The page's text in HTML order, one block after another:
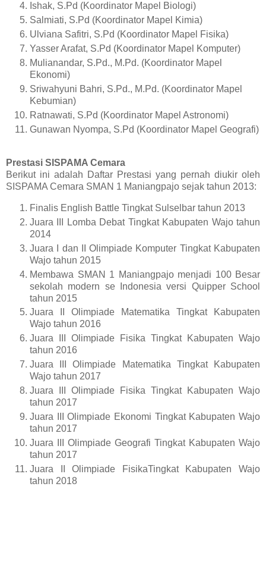
Ishak, S.Pd (Koordinator Mapel Biologi)
Salmiati, S.Pd (Koordinator Mapel Kimia)
Ulviana Safitri, S.Pd (Koordinator Mapel Fisika)
Yasser Arafat, S.Pd (Koordinator Mapel Komputer)
Mulianandar, S.Pd., M.Pd. (Koordinator Mapel
Ekonomi)
Sriwahyuni Bahri, S.Pd., M.Pd. (Koordinator Mapel
Kebumian)
Ratnawati, S.Pd (Koordinator Mapel Astronomi)
Gunawan Nyompa, S.Pd (Koordinator Mapel Geografi)
Prestasi SISPAMA Cemara
Berikut ini adalah Daftar Prestasi yang pernah diukir oleh
SISPAMA Cemara SMAN 1 Maniangpajo sejak tahun 2013:
Finalis English Battle Tingkat Sulselbar tahun 2013
Juara III Lomba Debat Tingkat Kabupaten Wajo tahun
2014
Juara I dan II Olimpiade Komputer Tingkat Kabupaten
Wajo tahun 2015
Membawa SMAN 1 Maniangpajo menjadi 100 Besar
sekolah modern se Indonesia versi Quipper School
tahun 2015
Juara II Olimpiade Matematika Tingkat Kabupaten
Wajo tahun 2016
Juara III Olimpiade Fisika Tingkat Kabupaten Wajo
tahun 2016
Juara III Olimpiade Matematika Tingkat Kabupaten
Wajo tahun 2017
Juara III Olimpiade Fisika Tingkat Kabupaten Wajo
tahun 2017
Juara III Olimpiade Ekonomi Tingkat Kabupaten Wajo
tahun 2017
Juara III Olimpiade Geografi Tingkat Kabupaten Wajo
tahun 2017
Juara II Olimpiade FisikaTingkat Kabupaten Wajo
tahun 2018